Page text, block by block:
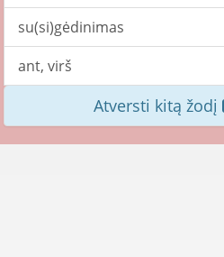
su(si)gėdinimas
ant, virš
Atversti kitą žodį